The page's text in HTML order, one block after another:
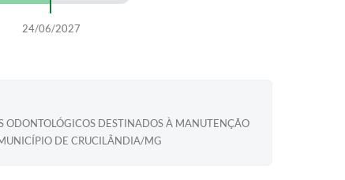
24/06/2027
ODONTOLÓGICOS DESTINADOS À MANUTENÇÃO
DE CRUCILÂNDIA/MG